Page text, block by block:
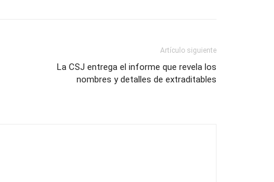
Artículo siguiente
La CSJ entrega el informe que revela los
nombres y detalles de extraditables